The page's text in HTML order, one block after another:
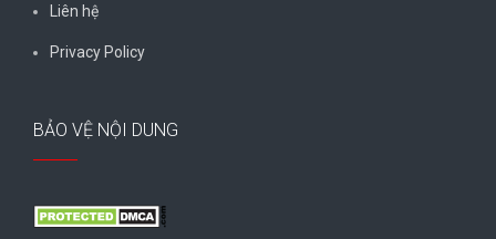
Liên hệ
Privacy Policy
BẢO VỆ NỘI DUNG